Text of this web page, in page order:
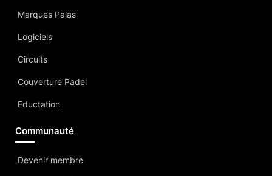
Marques Palas
Logiciels
Circuits
Couverture Padel
Eductation
Communauté
Devenir membre